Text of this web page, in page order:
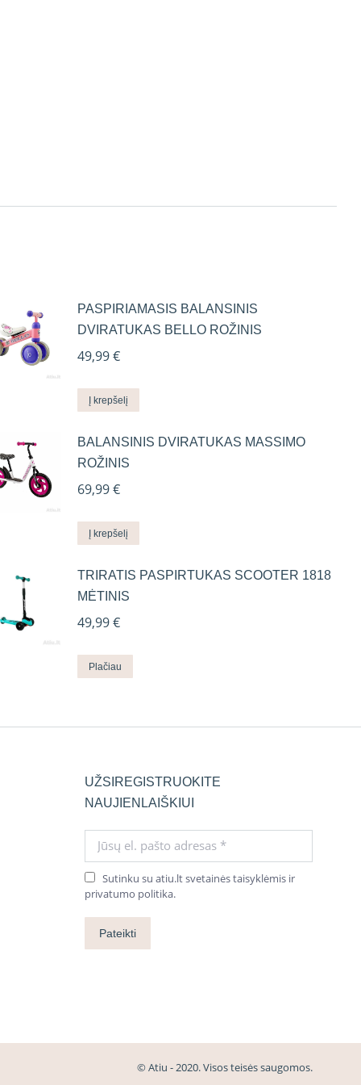
PASPIRIAMASIS BALANSINIS
DVIRATUKAS BELLO ROŽINIS
49,99€
Į krepšelį
BALANSINIS DVIRATUKAS MASSIMO
ROŽINIS
69,99€
Į krepšelį
TRIRATIS PASPIRTUKAS SCOOTER 1818
MĖTINIS
49,99€
Plačiau
UŽSIREGISTRUOKITE
NAUJIENLAIŠKIUI
Jūsų el. pašto adresas *
Sutinku su atiu.lt svetainės taisyklėmis ir
privatumo politika.
Pateikti
© Atiu - 2020. Visos teisės saugomos.